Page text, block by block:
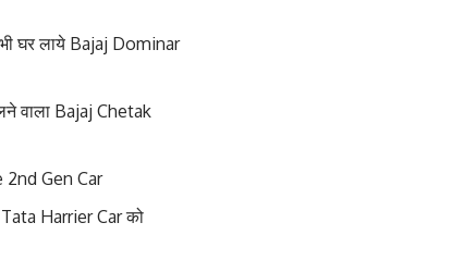
घर लाये Bajaj Dominar
वाला Bajaj Chetak
2nd Gen Car
Tata Harrier Car को